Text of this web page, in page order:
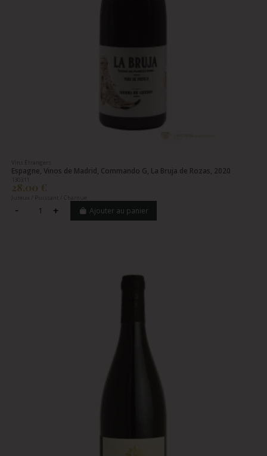
Espagne, Vinos de Madrid, Commando G, La Bruja de Rozas, 2020
28,00 €
Juteux / Puissant / Charnue
Ajouter au panier